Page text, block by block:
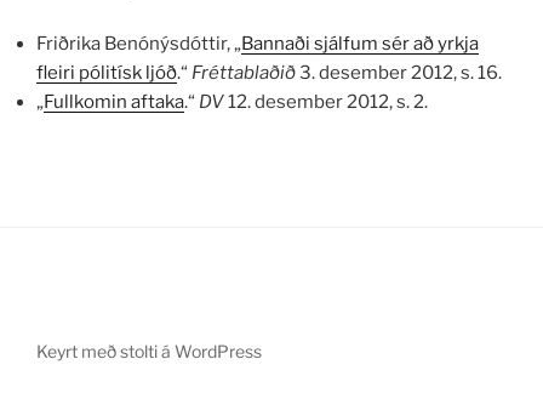
Friðrika Benónýsdóttir, „Bannaði sjálfum sér að yrkja
fleiri pólitísk ljóð.“ Fréttablaðið3. desember 2012, s. 16.
„Fullkomin aftaka.“ DV12. desember 2012, s. 2.
Keyrt með stolti á WordPress